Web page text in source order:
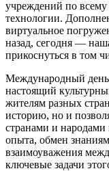
учреждений по
технологии.
виртуальное
назад, сегодня —
прикоснуться в том
Международный
настоящий
жителям разных
историю, но и
странами и
опыта, обмен
взаимоуважения
ключевые задачи